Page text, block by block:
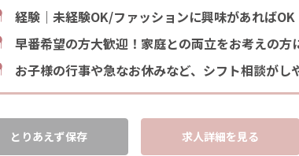
経験｜未経験OK/ファッションに興味があればOK
早番希望の方大歓迎！家庭との両立をお考えの
お子様の行事や急なお休みなど、シフト相談がし
とりあえず保存 求人詳細を見る